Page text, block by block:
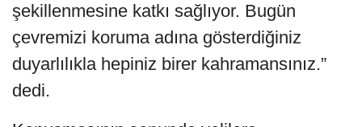
şekillenmesine katkı sağlıyor. Bugün
çevremizi koruma adına gösterdiğiniz
duyarlılıkla hepiniz birer kahramansınız.”
dedi.